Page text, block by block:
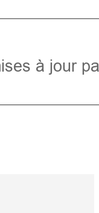
à jour